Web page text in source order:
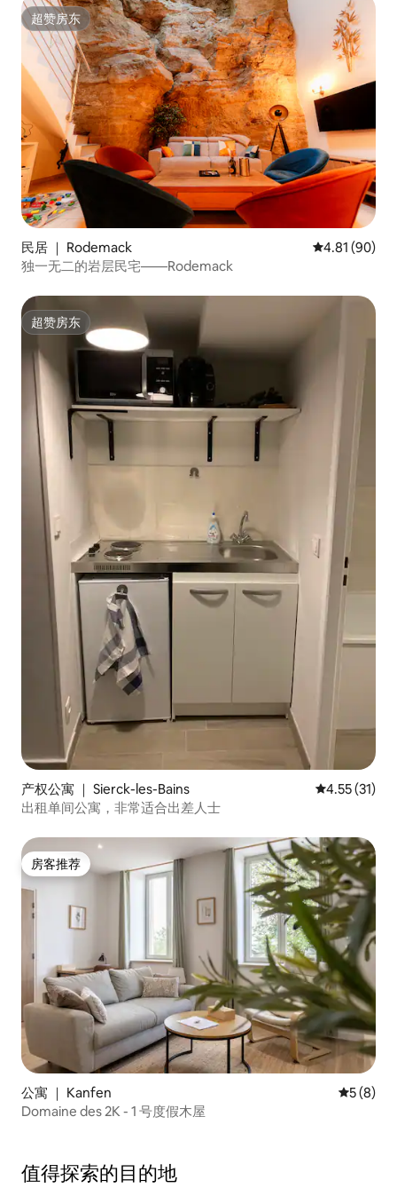
超赞房东
超赞房东
民居 ｜ Rodemack 平均评分
4.81 (90)
独一无二的岩层民宅——Rodemack
超赞房东
超赞房东
产权公寓 ｜ Sierck-les-Bains 平均评分
4.55 (31)
出租单间公寓，非常适合出差人士
房客推荐
房客推荐
公寓 ｜ Kanfen 平均评分
5 (8)
Domaine des 2K - 1 号度假木屋
值得探索的目的地